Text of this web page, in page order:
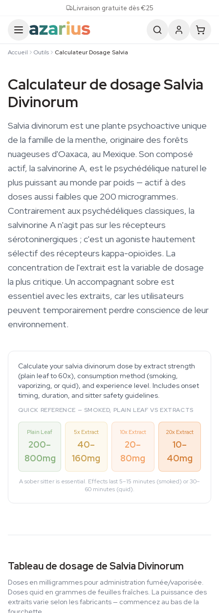
Livraison gratuite dès €25
Accueil Outils Calculateur Dosage Salvia
Calculateur de dosage Salvia
Divinorum
Salvia divinorum est une plante psychoactive unique
de la famille de la menthe, originaire des forêts
nuageuses d'Oaxaca, au Mexique. Son composé
actif, la salvinorine A, est le psychédélique naturel le
plus puissant au monde par poids — actif à des
doses aussi faibles que 200 microgrammes.
Contrairement aux psychédéliques classiques, la
salvinorine A n'agit pas sur les récepteurs
sérotoninergiques ; c'est un agoniste hautement
sélectif des récepteurs kappa-opioïdes. La
concentration de l'extrait est la variable de dosage
la plus critique. Un accompagnant sobre est
essentiel avec les extraits, car les utilisateurs
peuvent temporairement perdre conscience de leur
environnement.
Calculate your salvia divinorum dose by extract strength
(plain leaf to 60x), consumption method (smoking,
vaporizing, or quid), and experience level. Includes onset
timing, duration, and sitter safety guidelines.
QUICK REFERENCE — SMOKED, PLAIN LEAF VS EXTRACTS
Plain Leaf
200–
800mg
5x Extract
40–
160mg
10x Extract
20–
80mg
20x Extract
10–
40mg
A sober sitter is essential. Effects last 5–15 minutes (smoked) or 30–
60 minutes (quid).
Tableau de dosage de Salvia Divinorum
Doses en milligrammes pour administration fumée/vaporisée.
Doses quid en grammes de feuilles fraîches. La puissance des
extraits varie selon les fabricants — commencez au bas de la